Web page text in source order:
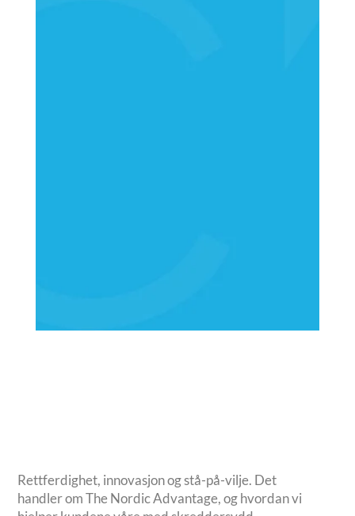
Rettferdighet, innovasjon og stå-på-vilje. Det
handler om The Nordic Advantage, og hvordan vi